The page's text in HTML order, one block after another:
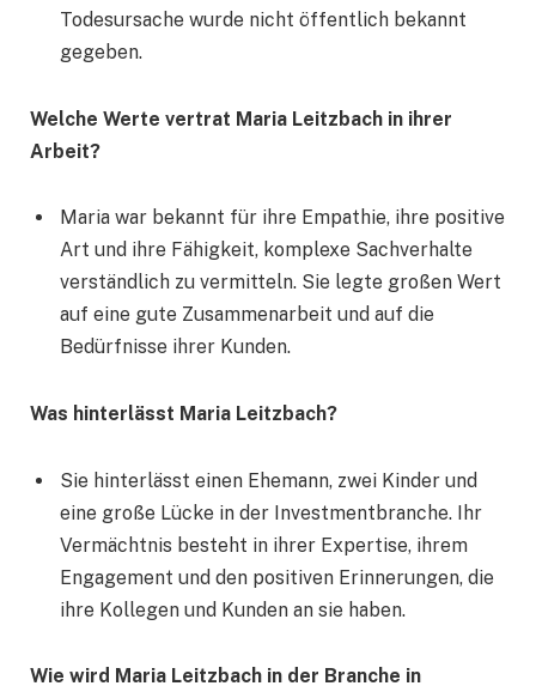
Todesursache wurde nicht öffentlich bekannt
gegeben.
Welche Werte vertrat Maria Leitzbach in ihrer
Arbeit?
Maria war bekannt für ihre Empathie, ihre positive
Art und ihre Fähigkeit, komplexe Sachverhalte
verständlich zu vermitteln. Sie legte großen Wert
auf eine gute Zusammenarbeit und auf die
Bedürfnisse ihrer Kunden.
Was hinterlässt Maria Leitzbach?
Sie hinterlässt einen Ehemann, zwei Kinder und
eine große Lücke in der Investmentbranche. Ihr
Vermächtnis besteht in ihrer Expertise, ihrem
Engagement und den positiven Erinnerungen, die
ihre Kollegen und Kunden an sie haben.
Wie wird Maria Leitzbach in der Branche in